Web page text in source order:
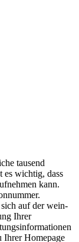
tausend
es wichtig, dass
kann.
auf der wein-
Ihrer
Homepage